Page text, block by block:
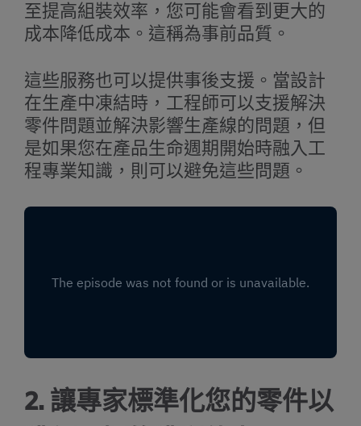
至提高組裝效率，您可能會看到更大的
成本降低成本。這稱為事前品質。
這些服務也可以提供事後支援。當設計
在生產中凍結時，工程師可以支援解決
零件問題並解決影響生產線的問題，但
是如果您在產品生命週期開始時融入工
程專業知識，則可以避免這些問題。
2. 讓專家標準化您的零件以